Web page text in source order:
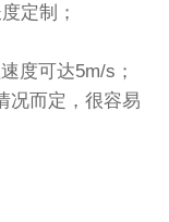
定制；
度可达5m/s；
况而定，很容易